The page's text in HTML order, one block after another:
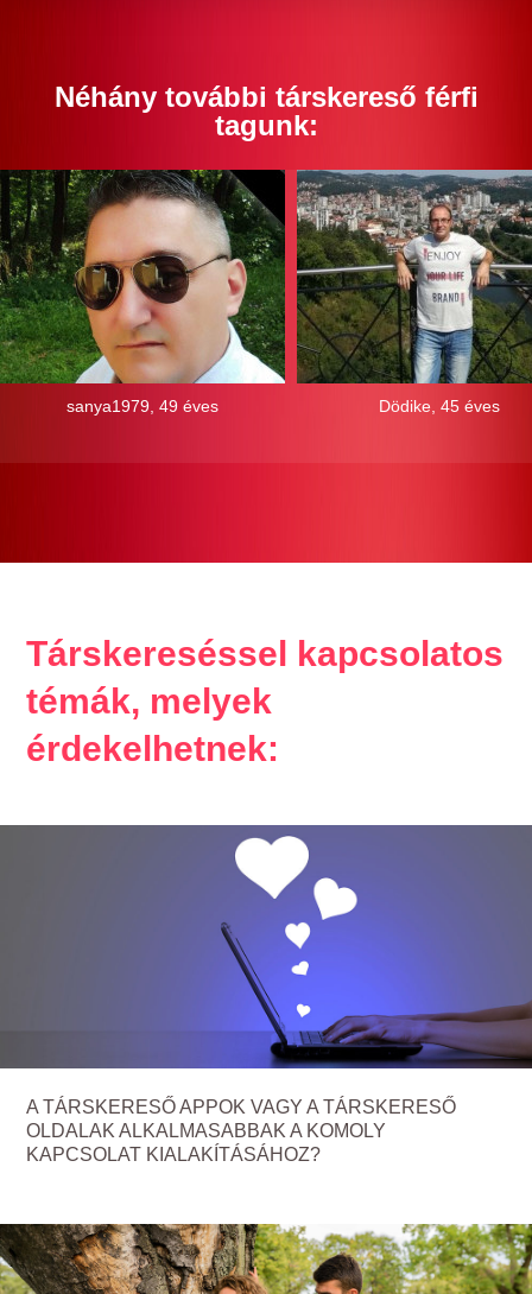
Néhány további társkereső férfi
tagunk:
sanya1979, 49 éves Dödike, 45 éves
Társkereséssel kapcsolatos
témák, melyek
érdekelhetnek:
A TÁRSKERESŐ APPOK VAGY A TÁRSKERESŐ
OLDALAK ALKALMASABBAK A KOMOLY
KAPCSOLAT KIALAKÍTÁSÁHOZ?